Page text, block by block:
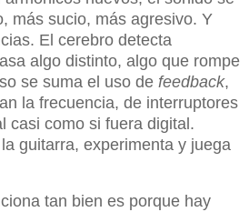
más sucio, más agresivo. Y
El cerebro detecta
algo distinto, algo que rompe
se suma el uso de feedback,
la frecuencia, de interruptores
casi como si fuera digital.
guitarra, experimenta y juega
tan bien es porque hay